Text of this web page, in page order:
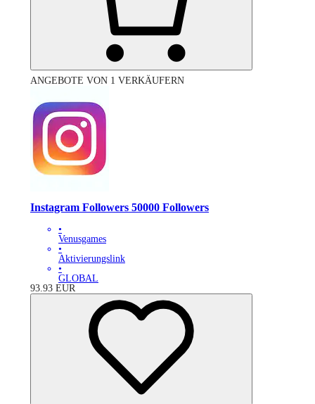
ANGEBOTE VON 1 VERKÄUFERN
Instagram Followers 50000 Followers
•
Venusgames
•
Aktivierungslink
•
GLOBAL
93.93 EUR